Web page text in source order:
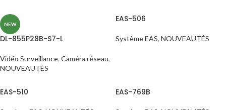
NEW
DL-855P28B-S7-L
Vidéo Surveillance, Caméra réseau,
NOUVEAUTÉS
EAS-506
Système EAS, NOUVEAUTÉS
EAS-510 EAS-769B